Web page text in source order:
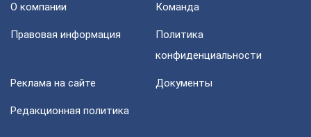
О компании Команда
Правовая информация
Политика
конфиденциальности
Реклама на сайте Документы
Редакционная политика